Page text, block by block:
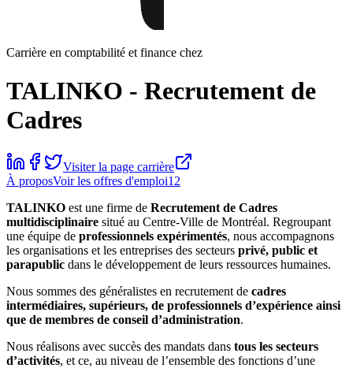
Carrière en comptabilité et finance chez
TALINKO - Recrutement de
Cadres
Visiter la page carrière
À proposVoir les offres d'emploi12
TALINKO est une firme de Recrutement de Cadres
multidisciplinaire situé au Centre-Ville de Montréal. Regroupant
une équipe de professionnels expérimentés, nous accompagnons
les organisations et les entreprises des secteurs privé, public et
parapublic dans le développement de leurs ressources humaines.
Nous sommes des généralistes en recrutement de cadres
intermédiaires, supérieurs, de professionnels d’expérience ainsi
que de membres de conseil d’administration.
Nous réalisons avec succès des mandats dans tous les secteurs
d’activités, et ce, au niveau de l’ensemble des fonctions d’une